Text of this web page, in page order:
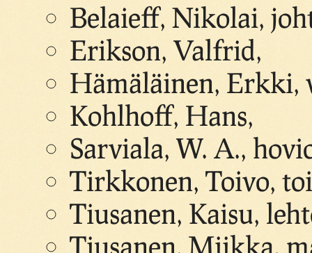
Belaieff, Nikolai,
Erikson, Valfrid,
Hämäläinen, Erkki,
Kohlhoff, Hans,
Sarviala, W. A.,
Tirkkonen, Toivo,
Tiusanen, Kaisu,
Tiusanen, Miikka,